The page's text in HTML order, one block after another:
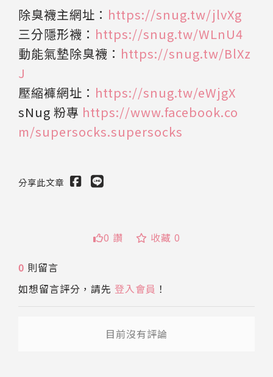
除臭襪主網址： https://snug.tw/jlvXg
三分隱形襪： https://snug.tw/WLnU4
動能氣墊除臭襪： https://snug.tw/BlXz
J
壓縮褲網址： https://snug.tw/eWjgX
sNug 粉專 https://www.facebook.co
m/supersocks.supersocks
分享此文章
0 讚 收藏 0
0 則留言
如想留言評分，請先 登入會員 ！
目前沒有評論